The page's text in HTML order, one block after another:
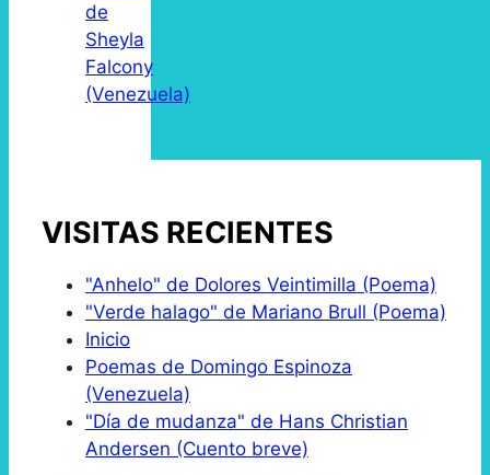
de
Sheyla
Falcony
(Venezuela)
VISITAS RECIENTES
"Anhelo" de Dolores Veintimilla (Poema)
"Verde halago" de Mariano Brull (Poema)
Inicio
Poemas de Domingo Espinoza
(Venezuela)
"Día de mudanza" de Hans Christian
Andersen (Cuento breve)